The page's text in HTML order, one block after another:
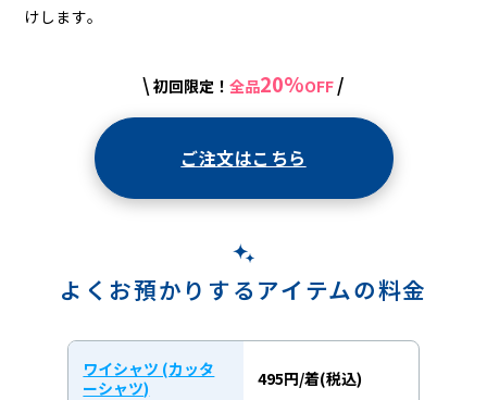
けします。
\ 初回限定！ 全品20%OFF /
ご注文はこちら
よくお預かりするアイテムの料金
ワイシャツ (カッタ
ーシャツ)
495円/着(税込)